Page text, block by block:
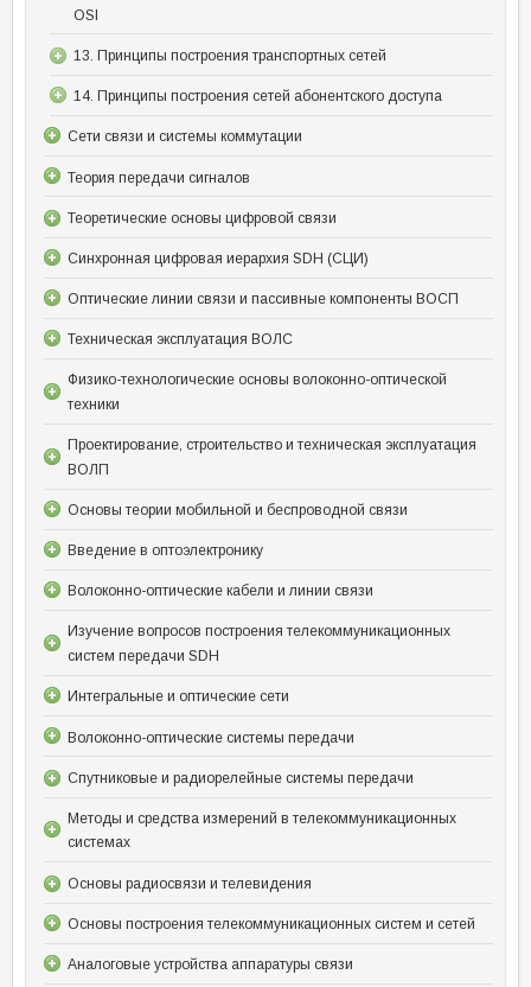
OSI
13. Принципы построения транспортных сетей
14. Принципы построения сетей абонентского доступа
Сети связи и системы коммутации
Теория передачи сигналов
Теоретические основы цифровой связи
Синхронная цифровая иерархия SDH (СЦИ)
Оптические линии связи и пассивные компоненты ВОСП
Техническая эксплуатация ВОЛС
Физико-технологические основы волоконно-оптической
техники
Проектирование, строительство и техническая эксплуатация
ВОЛП
Основы теории мобильной и беспроводной связи
Введение в оптоэлектронику
Волоконно-оптические кабели и линии связи
Изучение вопросов построения телекоммуникационных
систем передачи SDH
Интегральные и оптические сети
Волоконно-оптические системы передачи
Спутниковые и радиорелейные системы передачи
Методы и средства измерений в телекоммуникационных
системах
Основы радиосвязи и телевидения
Основы построения телекоммуникационных систем и сетей
Аналоговые устройства аппаратуры связи